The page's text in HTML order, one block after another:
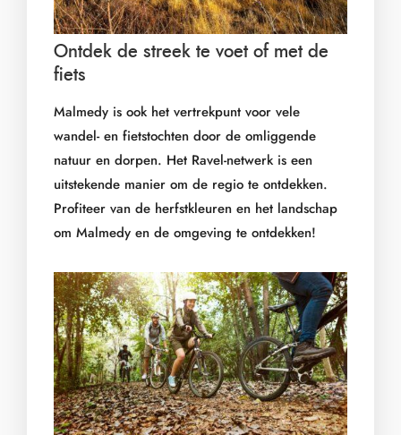
Ontdek de streek te voet of met de
fiets
Malmedy is ook het vertrekpunt voor vele
wandel- en fietstochten door de omliggende
natuur en dorpen. Het Ravel-netwerk is een
uitstekende manier om de regio te ontdekken.
Profiteer van de herfstkleuren en het landschap
om Malmedy en de omgeving te ontdekken!